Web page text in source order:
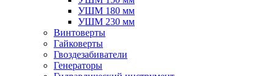
УШМ 180 мм
УШМ 230 мм
Винтоверты
Гайковерты
Гвоздезабиватели
Генераторы